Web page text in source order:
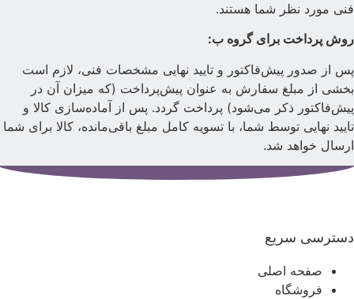
فنی مورد نظر شما هستند.
روش پرداخت برای گروه ب:
پس از صدور پیش‌فاکتور و تایید نهایی مشخصات فنی، لازم است
بخشی از مبلغ سفارش به عنوان پیش‌پرداخت (که میزان آن در
پیش‌فاکتور ذکر می‌شود) پرداخت گردد. پس از آماده‌سازی کالا و
تایید نهایی توسط شما، با تسویه کامل مبلغ باقی‌مانده، کالا برای شما
ارسال خواهد شد.
دسترسی سریع
صفحه اصلی
فروشگاه